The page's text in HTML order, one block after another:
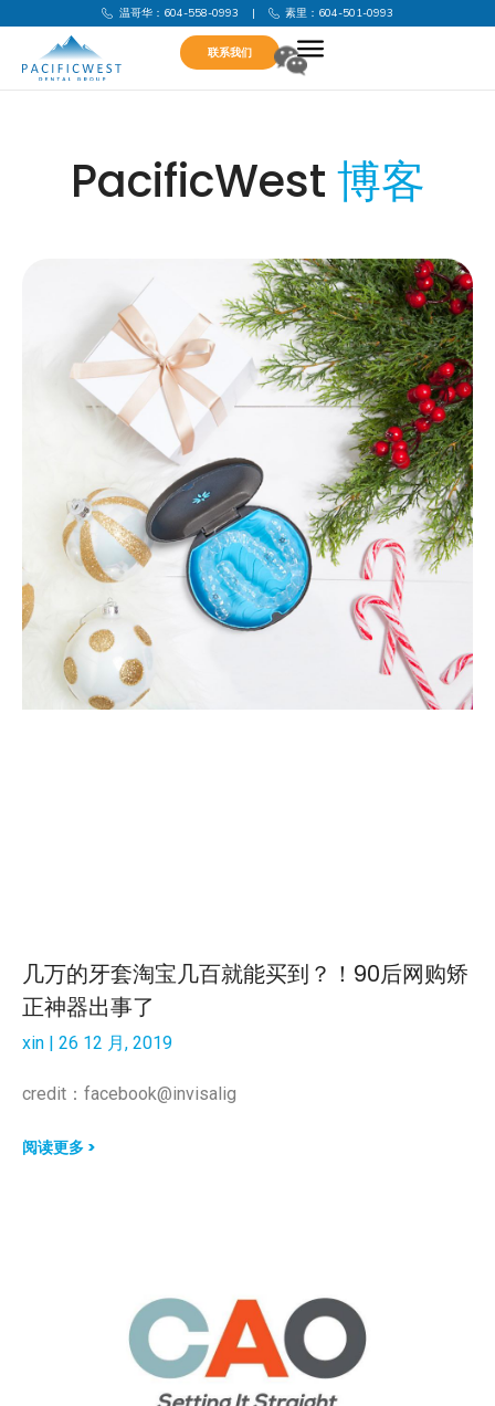
温哥华：604-558-0993 | 素里：604-501-0993
联系我们
PacificWest博客
几万的牙套淘宝几百就能买到？！90后网购矫
正神器出事了
xin 26 12 月, 2019
credit：facebook@invisalig
阅读更多 >